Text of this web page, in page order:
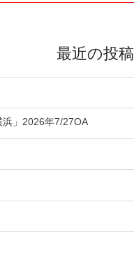
最近の投稿
」2026年7/27OA